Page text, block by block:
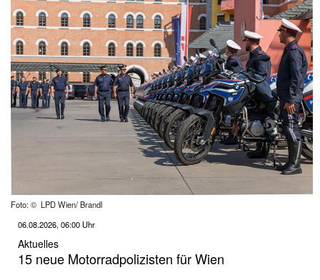
Foto: © LPD Wien/ Brandl
06.08.2026, 06:00 Uhr
Aktuelles
15 neue Motorradpolizisten für Wien